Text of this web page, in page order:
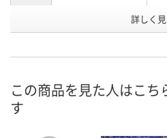
8
詳しく
この商品を見た人はこち
す